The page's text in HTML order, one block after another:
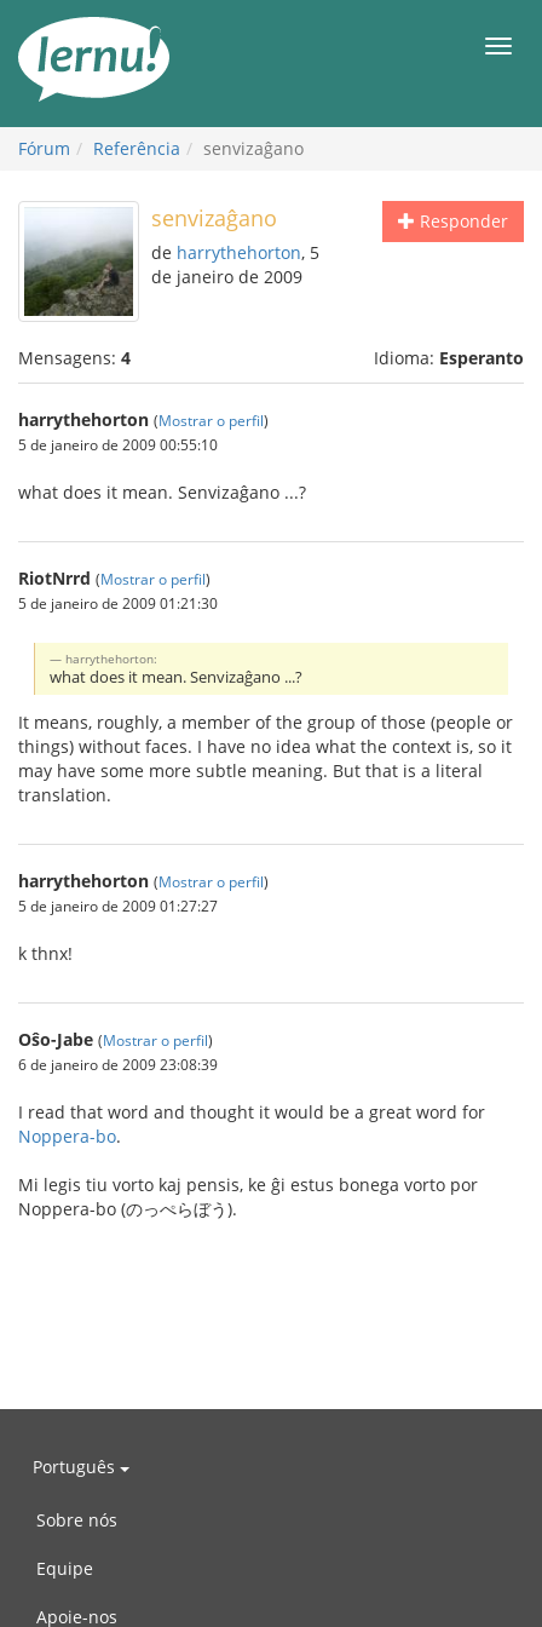
conteúdo
Fórum Referência senvizaĝano
Responder
senvizaĝano
de harrythehorton, 5
de janeiro de 2009
Mensagens: 4 Idioma: Esperanto
harrythehorton (Mostrar o perfil)
5 de janeiro de 2009 00:55:10
what does it mean. Senvizaĝano ...?
RiotNrrd (Mostrar o perfil)
5 de janeiro de 2009 01:21:30
harrythehorton:
what does it mean. Senvizaĝano ...?
It means, roughly, a member of the group of those (people or
things) without faces. I have no idea what the context is, so it
may have some more subtle meaning. But that is a literal
translation.
harrythehorton (Mostrar o perfil)
5 de janeiro de 2009 01:27:27
k thnx!
Oŝo-Jabe (Mostrar o perfil)
6 de janeiro de 2009 23:08:39
I read that word and thought it would be a great word for
Noppera-bo.
Mi legis tiu vorto kaj pensis, ke ĝi estus bonega vorto por
Noppera-bo (のっぺらぼう).
Português
Sobre nós
Equipe
Apoie-nos